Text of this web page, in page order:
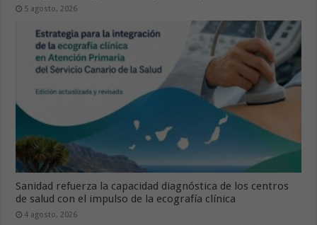
5 agosto, 2026
Sanidad refuerza la capacidad diagnóstica de los centros
de salud con el impulso de la ecografía clínica
4 agosto, 2026